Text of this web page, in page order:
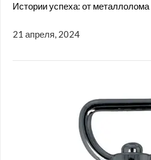
Истории успеха: от
21 апреля, 2024